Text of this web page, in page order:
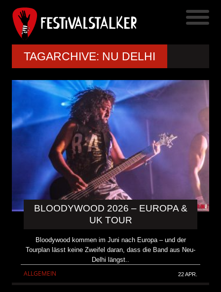
TAGARCHIVE: NU DELHI
BLOODYWOOD 2026 – EUROPA &
UK TOUR
Bloodywood kommen im Juni nach Europa – und der
Tourplan lässt keine Zweifel daran, dass die Band aus Neu-
Delhi längst..
ALLGEMEIN 22 APR.